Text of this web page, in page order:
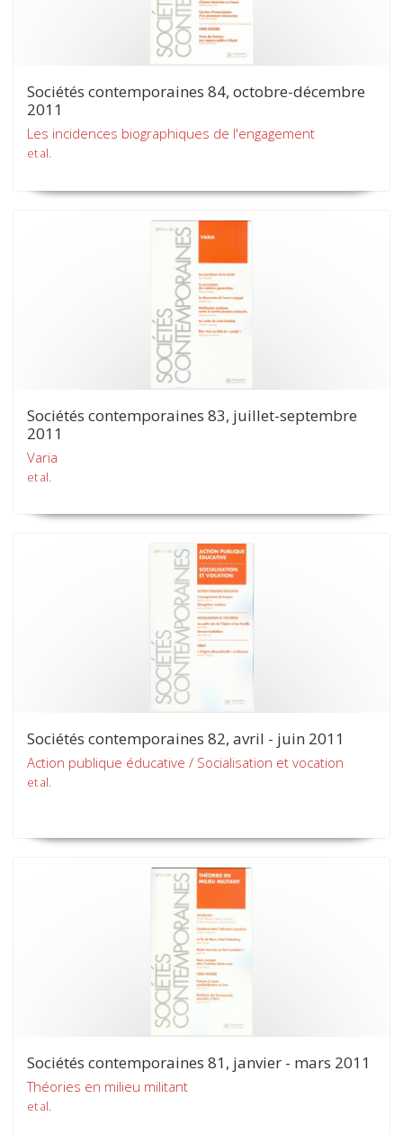
Sociétés contemporaines 84, octobre-décembre
2011
Les incidences biographiques de l'engagement
et al.
Sociétés contemporaines 83, juillet-septembre
2011
Varia
et al.
Sociétés contemporaines 82, avril - juin 2011
Action publique éducative / Socialisation et vocation
et al.
Sociétés contemporaines 81, janvier - mars 2011
Théories en milieu militant
et al.